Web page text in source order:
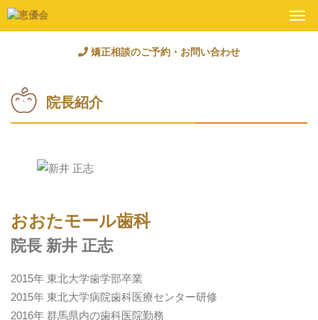
矯正相談のご予約・お問い合わせ
院長紹介
おおたモール歯科
院長 新井 正志
2015年 東北大学歯学部卒業
2015年 東北大学病院歯科医療センター研修
2016年 群馬県内の歯科医院勤務